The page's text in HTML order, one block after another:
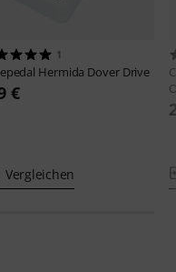
1
Hermida Dover Drive
€
Vergleichen